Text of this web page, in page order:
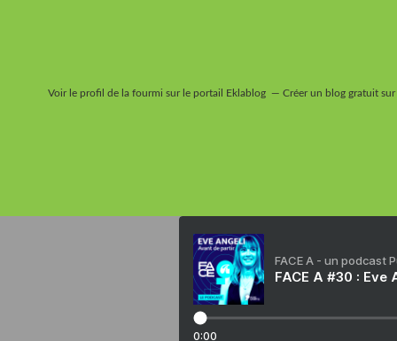
Voir le profil de la fourmi sur le portail Eklablog Créer un blog gratuit
FACE A - un podcast
FACE A #30 :
0:00